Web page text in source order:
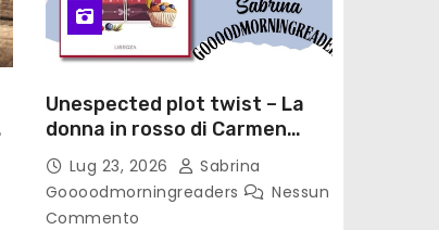
Unespected plot twist – La
donna in rosso di Carmen
Laterza
Lug 23, 2026
Sabrina
Goooodmorningreaders
Nessun
Commento